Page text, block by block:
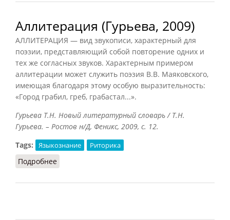
Аллитерация (Гурьева, 2009)
АЛЛИТЕРАЦИЯ — вид звукописи, характерный для
поэзии, представляющий собой повторение одних и
тех же согласных звуков. Характерным примером
аллитерации может служить поэзия В.В. Маяковского,
имеющая благодаря этому особую выразительность:
«Город грабил, греб, грабастал...».
Гурьева Т.Н. Новый литературный словарь / Т.Н.
Гурьева. – Ростов н/Д, Феникс, 2009, с. 12.
Tags:
Языкознание Риторика
Подробнее